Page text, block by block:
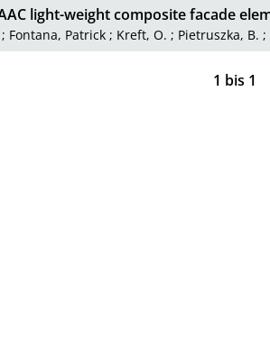
light-weight composite facade
; Fontana, Patrick ; Kreft, O. ; Pietruszka, B. ;
1 bis 1